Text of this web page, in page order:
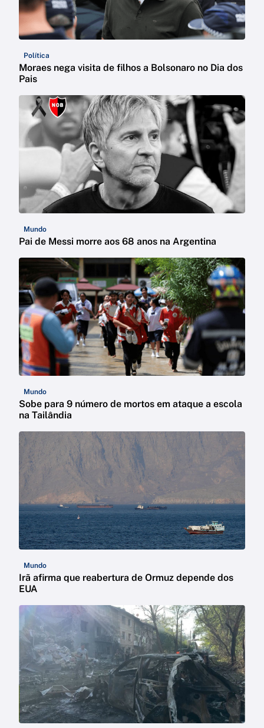
Política
Moraes nega visita de filhos a Bolsonaro no Dia dos
Pais
Mundo
Pai de Messi morre aos 68 anos na Argentina
Mundo
Sobe para 9 número de mortos em ataque a escola
na Tailândia
Mundo
Irã afirma que reabertura de Ormuz depende dos
EUA